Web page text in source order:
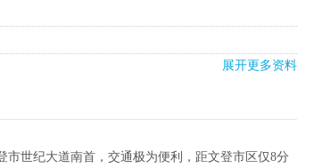
展开更多资料
世纪大道南首，交通极为便利，距文登市区仅8分